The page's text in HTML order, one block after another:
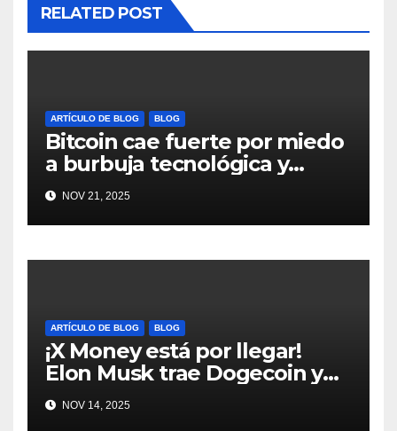
RELATED POST
ARTÍCULO DE BLOG BLOG
Bitcoin cae fuerte por miedo
a burbuja tecnológica y
nervios en AI #crypto
#Bitcoin
NOV 21, 2025
ARTÍCULO DE BLOG BLOG
¡X Money está por llegar!
Elon Musk trae Dogecoin y
más al mundo de pagos
#Crypto #Dogecoin
NOV 14, 2025